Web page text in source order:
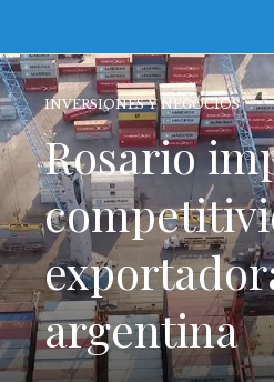
INVERSIONES Y NEGOCIOS
Rosario
argentina